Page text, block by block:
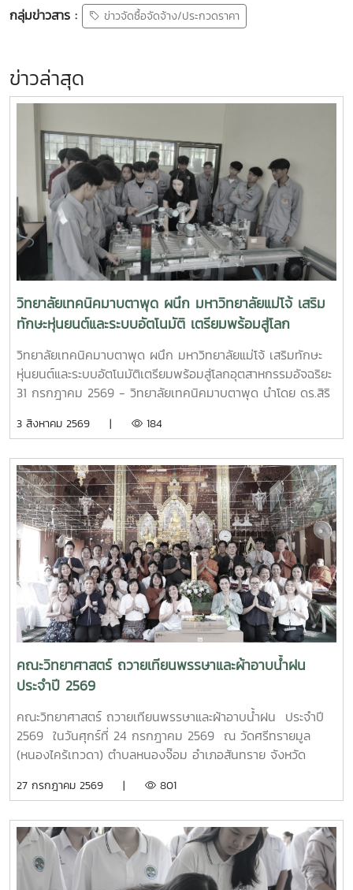
กลุ่มข่าวสาร : ข่าวจัดซื้อจัดจ้าง/ประกวดราคา
ข่าวล่าสุด
วิทยาลัยเทคนิคมาบตาพุด ผนึก มหาวิทยาลัยแม่โจ้ เสริม
ทักษะหุ่นยนต์และระบบอัตโนมัติ เตรียมพร้อมสู่โลก
อุตสาหกรรมอัจฉริยะ
วิทยาลัยเทคนิคมาบตาพุด ผนึก มหาวิทยาลัยแม่โจ้ เสริมทักษะ
หุ่นยนต์และระบบอัตโนมัติเตรียมพร้อมสู่โลกอุตสาหกรรมอัจฉริยะ
31 กรกฎาคม 2569 - วิทยาลัยเทคนิคมาบตาพุด นำโดย ดร.สิริ
ประธานในพิธีเปิด โครงการอบรมเชิงปฏิบัติการควบคุมแขนกล
ครู และนักศึกษา แผนกวิชาเทคนิคการผลิต เข้าร่วมการอบรม
อย่างพร้อมเพรียง การอบรมครั้งนี้ได้รับเกียรติจาก ผู้ช่วย
ศาสตราจารย์ ดร.กนกวรรณ กรรเชียง และรองศาสตราจารย์
ดร.ชูพงษ์ ภาคภูมิ วิทยากรผู้ทรงคุณวุฒิจาก คณะวิทยาศาสตร์
มหาวิทยาลัยแม่โจ้ มาให้ความรู้ทั้งภาคทฤษฎีและภาคปฏิบัติเกี่ยว
กับการควบคุมแขนกลหุ่นยนต์ การประยุกต์ใช้งานในภาค
อุตสาหกรรม ตลอดจนการใช้งานเทคโนโลยีระบบอัตโนมัติ เพื่อให้
นักศึกษาได้เรียนรู้จากประสบการณ์จริงและสามารถนำองค์ความ
รู้ไปประยุกต์ใช้ในการเรียนและการประกอบอาชีพในอนาคต โดย
โครงการดังกล่าวมีวัตถุประสงค์เพื่อพัฒนาสมรรถนะด้าน
เทคโนโลยีและระบบอัตโนมัติ เสริมสร้างทักษะวิชาชีพที่สอดคล้อง
กับความต้องการของภาคอุตสาหกรรมยุคใหม่ พร้อมยกระดับ
ศักยภาพผู้เรียนให้มีความพร้อมเข้าสู่การทำงานในอุตสาหกรรม
4.0MTP : "ผู้นำการผลิตและพัฒนากำลังคนอาชีวศึกษาเฉพาะ
ทางสมรรรถนะสูง" 32 ปี MTP รั้ว ชมพู - ฟ้าดูรูปเพิ่มเติม :
https://drive.google.com/drive/folders/
3 สิงหาคม 2569 | 184
คณะวิทยาศาสตร์ ถวายเทียนพรรษาและผ้าอาบน้ำฝน
ประจำปี 2569
คณะวิทยาศาสตร์ ถวายเทียนพรรษาและผ้าอาบน้ำฝน ประจำปี
2569 ในวันศุกร์ที่ 24 กรกฎาคม 2569 ณ วัดศรีทรายมูล
(หนองไคร้เทวดา) ตำบลหนองจ๊อม อำเภอสันทราย จังหวัด
27 กรกฎาคม 2569 | 801